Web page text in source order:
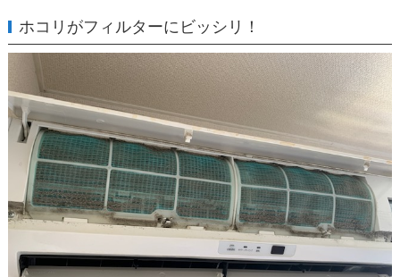
ホコリがフィルターにビッシリ！